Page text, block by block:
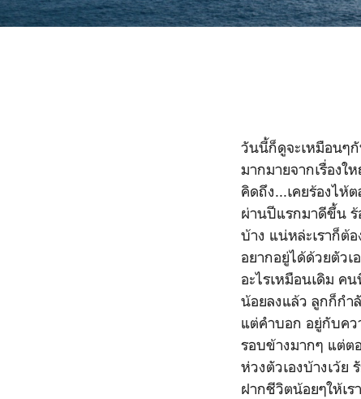
วันนี้ก็ดูจะเหมือนๆกั
มากมายจากเรื่องใ
คิดถึง...เคยร้องไห้
ผ่านปีแรกมาดีขึ้น ร้
บ้าง แน่หล่ะเราก็ต้
อยากอยู่ได้ด้วยตัว
อะไรเหมือนเดิม ค
น้อยลงแล้ว ลูกก็กำ
แต่คำบอก อยู่กับคว
รอบข้างมากๆ แต่ต
ห่วงตัวเองบ้างเว้ย
ฝากชีวิตน้อยๆให้เร